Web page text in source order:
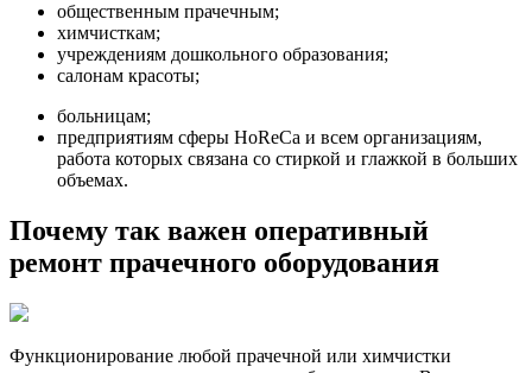
общественным прачечным;
химчисткам;
учреждениям дошкольного образования;
салонам красоты;
больницам;
предприятиям сферы HoReCa и всем организациям,
работа которых связана со стиркой и глажкой в больших
объемах.
Почему так важен оперативный
ремонт прачечного оборудования
Функционирование любой прачечной или химчистки